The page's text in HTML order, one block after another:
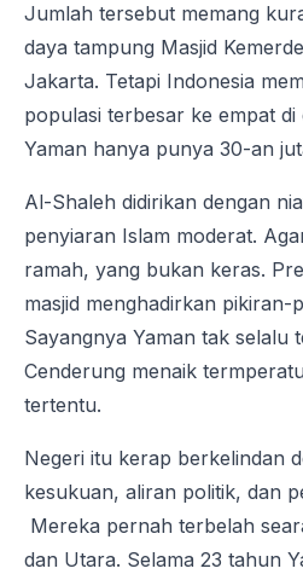
Jumlah tersebut memang
daya tampung Masjid
Jakarta. Tetapi Indonesia
populasi terbesar ke empat di
Yaman hanya punya 30-an
Al-Shaleh didirikan dengan
penyiaran Islam moderat.
ramah, yang bukan keras.
masjid menghadirkan pikiran-
Sayangnya Yaman tak selalu
Cenderung menaik
tertentu.
Negeri itu kerap berkelindan
kesukuan, aliran politik, dan
Mereka pernah terbelah
dan Utara. Selama 23 tahun